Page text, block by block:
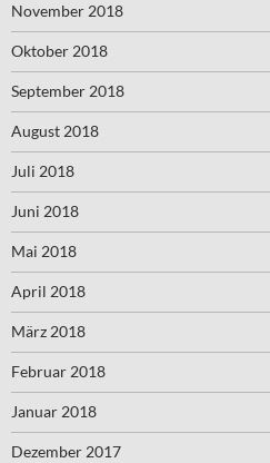
November 2018
Oktober 2018
September 2018
August 2018
Juli 2018
Juni 2018
Mai 2018
April 2018
März 2018
Februar 2018
Januar 2018
Dezember 2017